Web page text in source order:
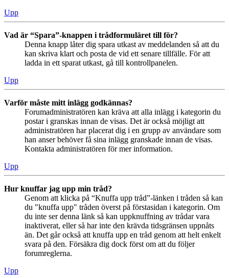
Upp
Vad är “Spara”-knappen i trådformuläret till för?
Denna knapp låter dig spara utkast av meddelanden så att du
kan skriva klart och posta de vid ett senare tillfälle. För att
ladda in ett sparat utkast, gå till kontrollpanelen.
Upp
Varför måste mitt inlägg godkännas?
Forumadministratören kan kräva att alla inlägg i kategorin du
postar i granskas innan de visas. Det är också möjligt att
administratören har placerat dig i en grupp av användare som
han anser behöver få sina inlägg granskade innan de visas.
Kontakta administratören för mer information.
Upp
Hur knuffar jag upp min tråd?
Genom att klicka på “Knuffa upp tråd”-länken i tråden så kan
du "knuffa upp" tråden överst på förstasidan i kategorin. Om
du inte ser denna länk så kan uppknuffning av trådar vara
inaktiverat, eller så har inte den krävda tidsgränsen uppnåts
än. Det går också att knuffa upp en tråd genom att helt enkelt
svara på den. Försäkra dig dock först om att du följer
forumreglerna.
Upp